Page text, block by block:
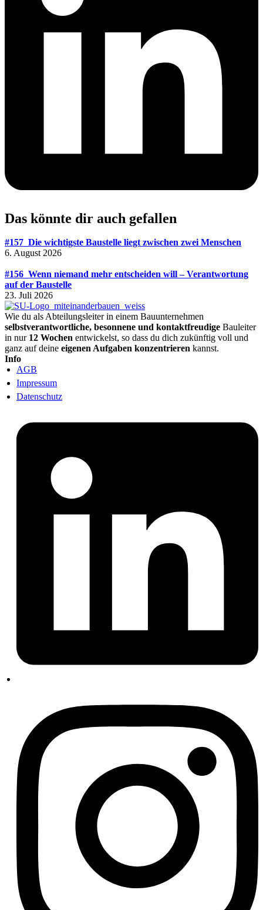
Das könnte dir auch gefallen
#157_Die wichtigste Baustelle liegt zwischen zwei Menschen
6. August 2026
#156_Wenn niemand mehr entscheiden will – Verantwortung
auf der Baustelle
23. Juli 2026
Wie du als Abteilungsleiter in einem Bauunternehmen
selbstverantwortliche, besonnene und kontaktfreudige Bauleiter
in nur 12 Wochen entwickelst, so dass du dich zukünftig voll und
ganz auf deine eigenen Aufgaben konzentrieren kannst.
Info
AGB
Impressum
Datenschutz